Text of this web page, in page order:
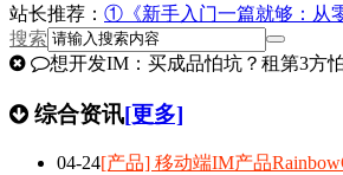
站长推荐： ①《新手入门一篇就够：从
搜索
想开发IM：买成品怕坑？租第3方
综合资讯[更多]
04-24[产品] 移动端IM产品